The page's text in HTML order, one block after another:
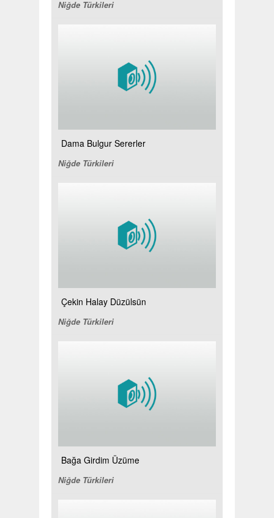
Niğde Türkileri
Dama Bulgur Sererler
Niğde Türkileri
Çekin Halay Düzülsün
Niğde Türkileri
Bağa Girdim Üzüme
Niğde Türkileri